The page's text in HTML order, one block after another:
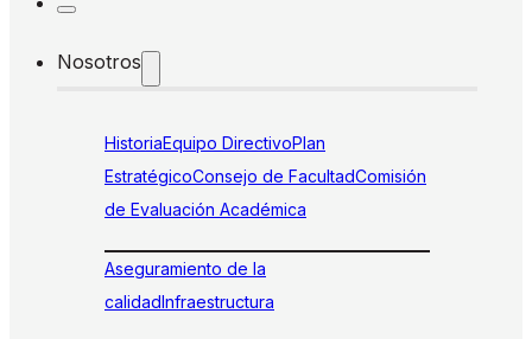
Nosotros
HistoriaEquipo DirectivoPlan
EstratégicoConsejo de FacultadComisión
de Evaluación Académica
Aseguramiento de la
calidadInfraestructura